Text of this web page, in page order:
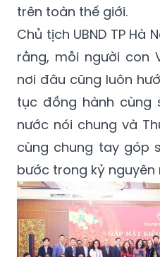
trên toàn thế giới.
Chủ tịch UBND TP Hà
rằng, mỗi người con
nơi đâu cũng luôn
tục đồng hành cùng
nước nói chung và
cùng chung tay góp
bước trong kỷ nguyên